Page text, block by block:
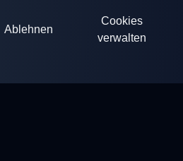
Ablehnen
Cookies
verwalten